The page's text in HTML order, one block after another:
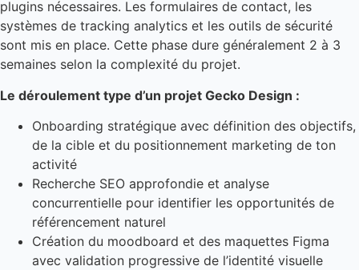
plugins nécessaires. Les formulaires de contact, les
systèmes de tracking analytics et les outils de sécurité
sont mis en place. Cette phase dure généralement 2 à 3
semaines selon la complexité du projet.
Le déroulement type d’un projet Gecko Design :
Onboarding stratégique avec définition des objectifs,
de la cible et du positionnement marketing de ton
activité
Recherche SEO approfondie et analyse
concurrentielle pour identifier les opportunités de
référencement naturel
Création du moodboard et des maquettes Figma
avec validation progressive de l’identité visuelle